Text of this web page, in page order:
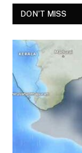
DON'T MISS